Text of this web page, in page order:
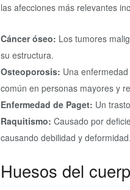
las afecciones más relevantes
Cáncer óseo: Los tumores
su estructura.
Osteoporosis: Una
común en personas mayores y
Enfermedad de Paget: Un
Raquitismo: Causado por
causando debilidad y deformidad.
Huesos del